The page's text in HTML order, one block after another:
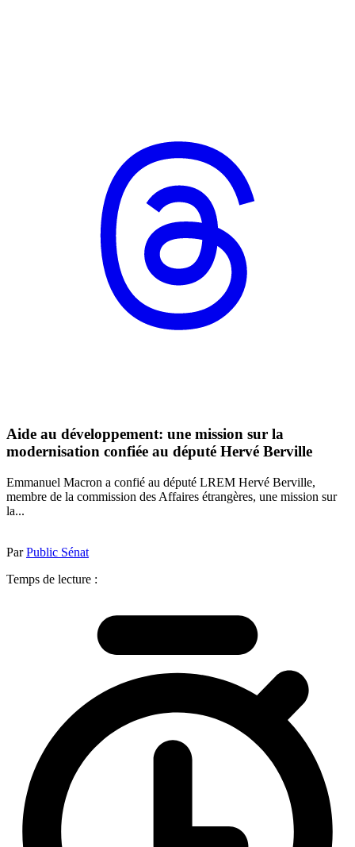
Aide au développement: une mission sur la
modernisation confiée au député Hervé Berville
Emmanuel Macron a confié au député LREM Hervé Berville,
membre de la commission des Affaires étrangères, une mission sur
la...
ParPublic Sénat
Temps de lecture :